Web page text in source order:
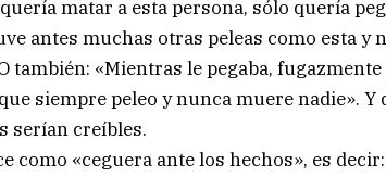
matar a esta persona, sólo quería
antes muchas otras peleas como esta y
también: «Mientras le pegaba,
siempre peleo y nunca muere nadie». Y
serían creíbles.
como «ceguera ante los hechos», es